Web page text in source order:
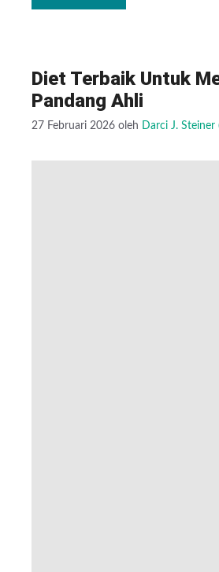
Diet Terbaik Untuk
Pandang Ahli
27 Februari 2026 oleh Darci J. Steiner